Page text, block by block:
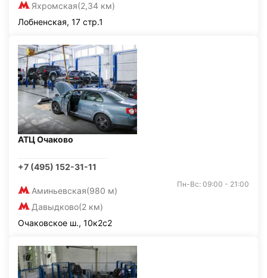
Яхромская(2,34 км)
Лобненская, 17 стр.1
АТЦ Очаково
+7 (495) 152-31-11
Аминьевская(980 м)
Давыдково(2 км)
Пн-Вс: 09:00 - 21:00
Очаковское ш., 10к2с2